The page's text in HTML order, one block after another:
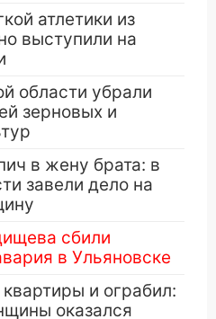
атлетики из
выступили на
области убрали
зерновых и
в жену брата: в
завели дело на
сбили
в Ульяновске
и ограбил:
оказался